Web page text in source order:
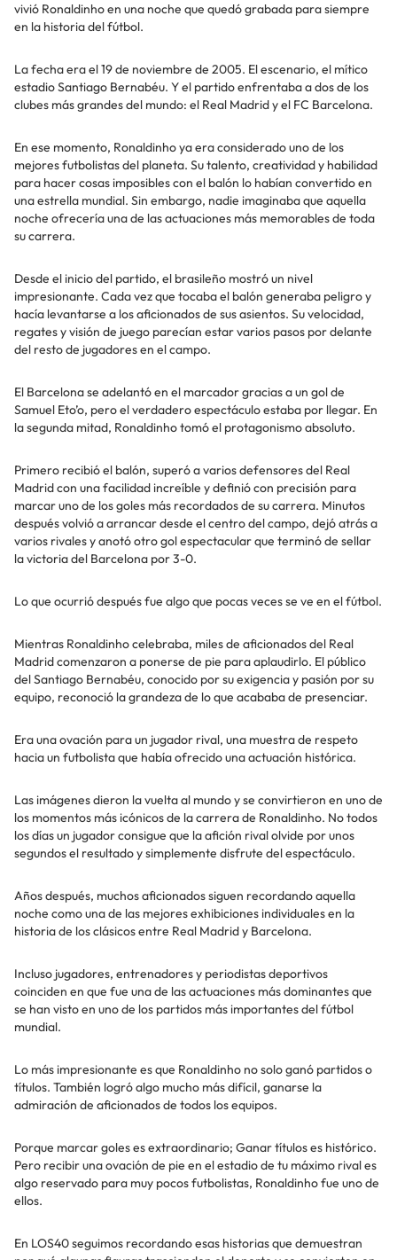
vivió Ronaldinho en una noche que quedó grabada para siempre
en la historia del fútbol.
La fecha era el 19 de noviembre de 2005. El escenario, el mítico
estadio Santiago Bernabéu. Y el partido enfrentaba a dos de los
clubes más grandes del mundo: el Real Madrid y el FC Barcelona.
En ese momento, Ronaldinho ya era considerado uno de los
mejores futbolistas del planeta. Su talento, creatividad y habilidad
para hacer cosas imposibles con el balón lo habían convertido en
una estrella mundial. Sin embargo, nadie imaginaba que aquella
noche ofrecería una de las actuaciones más memorables de toda
su carrera.
Desde el inicio del partido, el brasileño mostró un nivel
impresionante. Cada vez que tocaba el balón generaba peligro y
hacía levantarse a los aficionados de sus asientos. Su velocidad,
regates y visión de juego parecían estar varios pasos por delante
del resto de jugadores en el campo.
El Barcelona se adelantó en el marcador gracias a un gol de
Samuel Eto’o, pero el verdadero espectáculo estaba por llegar. En
la segunda mitad, Ronaldinho tomó el protagonismo absoluto.
Primero recibió el balón, superó a varios defensores del Real
Madrid con una facilidad increíble y definió con precisión para
marcar uno de los goles más recordados de su carrera. Minutos
después volvió a arrancar desde el centro del campo, dejó atrás a
varios rivales y anotó otro gol espectacular que terminó de sellar
la victoria del Barcelona por 3-0.
Lo que ocurrió después fue algo que pocas veces se ve en el fútbol.
Mientras Ronaldinho celebraba, miles de aficionados del Real
Madrid comenzaron a ponerse de pie para aplaudirlo. El público
del Santiago Bernabéu, conocido por su exigencia y pasión por su
equipo, reconoció la grandeza de lo que acababa de presenciar.
Era una ovación para un jugador rival, una muestra de respeto
hacia un futbolista que había ofrecido una actuación histórica.
Las imágenes dieron la vuelta al mundo y se convirtieron en uno de
los momentos más icónicos de la carrera de Ronaldinho. No todos
los días un jugador consigue que la afición rival olvide por unos
segundos el resultado y simplemente disfrute del espectáculo.
Años después, muchos aficionados siguen recordando aquella
noche como una de las mejores exhibiciones individuales en la
historia de los clásicos entre Real Madrid y Barcelona.
Incluso jugadores, entrenadores y periodistas deportivos
coinciden en que fue una de las actuaciones más dominantes que
se han visto en uno de los partidos más importantes del fútbol
mundial.
Lo más impresionante es que Ronaldinho no solo ganó partidos o
títulos. También logró algo mucho más difícil, ganarse la
admiración de aficionados de todos los equipos.
Porque marcar goles es extraordinario; Ganar títulos es histórico.
Pero recibir una ovación de pie en el estadio de tu máximo rival es
algo reservado para muy pocos futbolistas, Ronaldinho fue uno de
ellos.
En LOS40 seguimos recordando esas historias que demuestran